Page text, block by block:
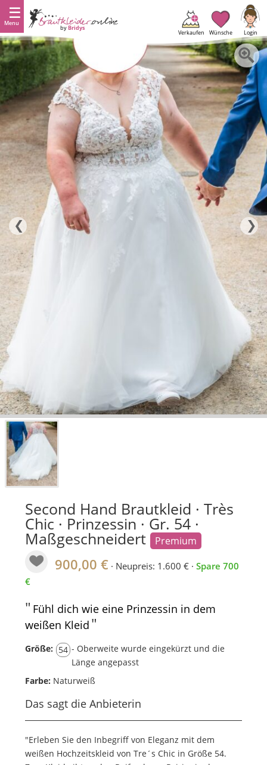
Menu
byBridys
Login
Wünsche
Verkaufen
❮ ❯
Second Hand Brautkleid · Très
Chic · Prinzessin · Gr. 54 ·
Maßgeschneidert Premium
900,00 € · Neupreis: 1.600 € ·Spare 700
€
" Fühl dich wie eine Prinzessin in dem
weißen Kleid "
Größe: 54 - Oberweite wurde eingekürzt und die
Länge angepasst
Farbe: Naturweiß
Das sagt die Anbieterin
"Erleben Sie den Inbegriff von Eleganz mit dem
weißen Hochzeitskleid von Tre´s Chic in Größe 54.